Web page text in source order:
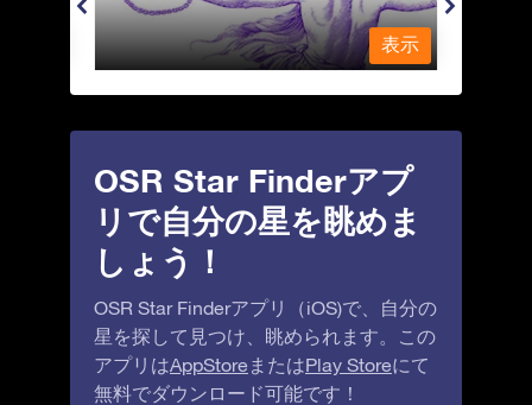
表示
OSR Star Finderアプ
リで自分の星を眺めま
しょう！
OSR Star Finderアプリ（iOS)で、自分の
星を探して見つけ、眺められます。この
アプリはAppStore またはPlay Storeにて
無料でダウンロード可能です！